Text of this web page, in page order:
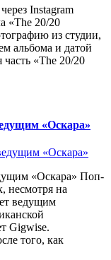
Instagram
«The 20/20
из студии,
альбома и датой
«The 20/20
«Оскара»
«Оскара» Поп-
несмотря на
ведущим
Gigwise.
того, как